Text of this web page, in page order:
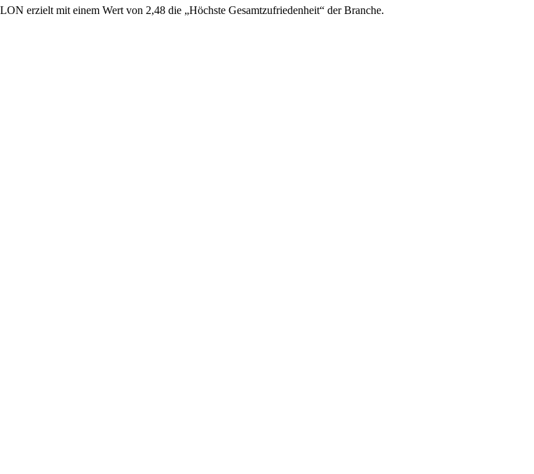
erzielt mit einem Wert von 2,48 die „Höchste Gesamtzufriedenheit“ der Branche.